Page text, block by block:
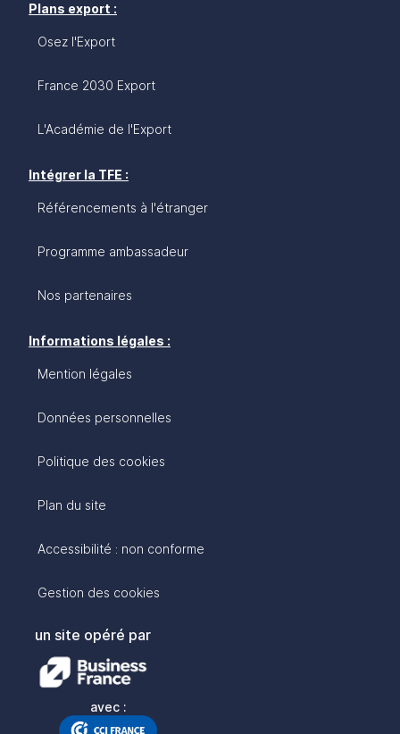
Plans export :
Osez l'Export
France 2030 Export
L'Académie de l'Export
Intégrer la TFE :
Référencements à l'étranger
Programme ambassadeur
Nos partenaires
Informations légales :
Mention légales
Données personnelles
Politique des cookies
Plan du site
Accessibilité : non conforme
Gestion des cookies
un site opéré par
avec :